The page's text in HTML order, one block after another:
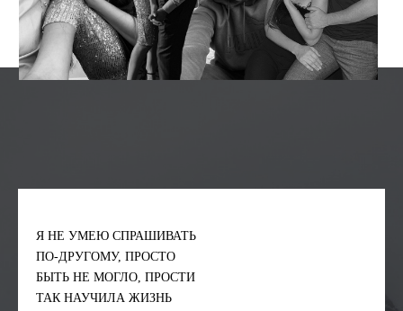
Я НЕ УМЕЮ СПРАШИВАТЬ
ПО-ДРУГОМУ, ПРОСТО
БЫТЬ НЕ МОГЛО, ПРОСТИ
ТАК НАУЧИЛА ЖИЗНЬ